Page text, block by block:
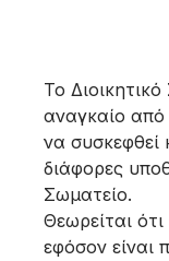
Το
αναγκαίο από
να συσκεφθεί
διάφορες
Σωματείο.
Θεωρείται
εφόσον είναι